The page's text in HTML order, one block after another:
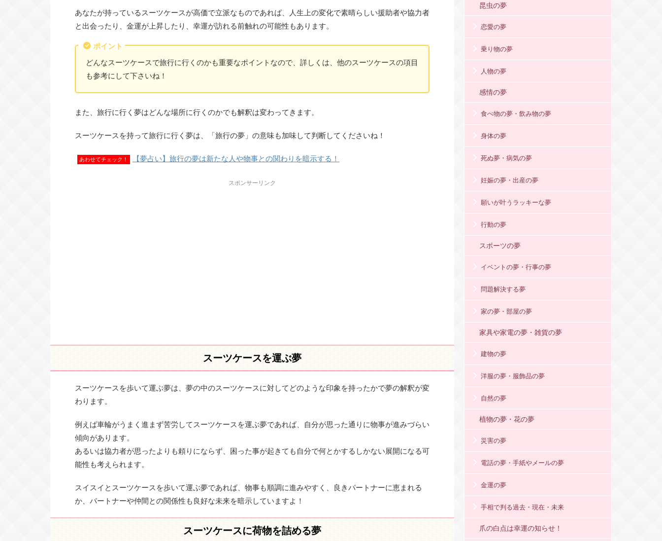
あなたが持っているスーツケースが高価で立派なものであれば、人生上の変化で素晴らしい援助者や協力者
と出会ったり、金運が上昇したり、幸運が訪れる前触れの可能性もあります。
ポイント
どんなスーツケースで旅行に行くのかも重要なポイントなので、詳しくは、他のスーツケースの項目
も参考にして下さいね！
また、旅行に行く夢はどんな場所に行くのかでも解釈は変わってきます。
スーツケースを持って旅行に行く夢は、「旅行の夢」の意味も加味して判断してくださいね！
あわせてチェック！ 【夢占い】旅行の夢は新たな人や物事との関わりを暗示する！
スポンサーリンク
スーツケースを運ぶ夢
スーツケースを歩いて運ぶ夢は、夢の中のスーツケースに対してどのような印象を持ったかで夢の解釈が変
わります。
例えば車輪がうまく進まず苦労してスーツケースを運ぶ夢であれば、自分が思った通りに物事が進みづらい
傾向があります。
あるいは協力者が思ったよりも頼りにならず、困った事が起きても自分で何とかするしかない展開になる可
能性も考えられます。
スイスイとスーツケースを歩いて運ぶ夢であれば、物事も順調に進みやすく、良きパートナーに恵まれる
か、パートナーや仲間との関係性も良好な未来を暗示していますよ！
スーツケースに荷物を詰める夢
昆虫の夢
恋愛の夢
乗り物の夢
人物の夢
感情の夢
食べ物の夢・飲み物の夢
身体の夢
死ぬ夢・病気の夢
妊娠の夢・出産の夢
願いが叶うラッキーな夢
行動の夢
スポーツの夢
イベントの夢・行事の夢
問題解決する夢
家の夢・部屋の夢
家具や家電の夢・雑貨の夢
建物の夢
洋服の夢・服飾品の夢
自然の夢
植物の夢・花の夢
災害の夢
電話の夢・手紙やメールの夢
金運の夢
手相で判る過去・現在・未来
爪の白点は幸運の知らせ！